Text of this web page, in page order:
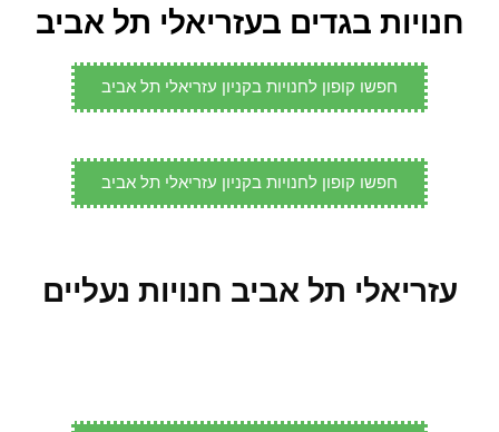
חנויות בגדים בעזריאלי תל אביב
חפשו קופון לחנויות בקניון עזריאלי תל אביב
חפשו קופון לחנויות בקניון עזריאלי תל אביב
עזריאלי תל אביב חנויות נעליים